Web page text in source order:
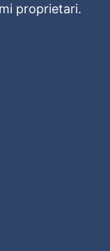
proprietari.